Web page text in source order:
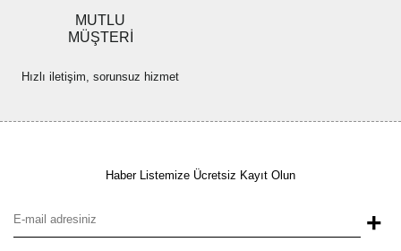
MUTLU
MÜŞTERİ
Hızlı iletişim, sorunsuz hizmet
Haber Listemize Ücretsiz Kayıt Olun
+